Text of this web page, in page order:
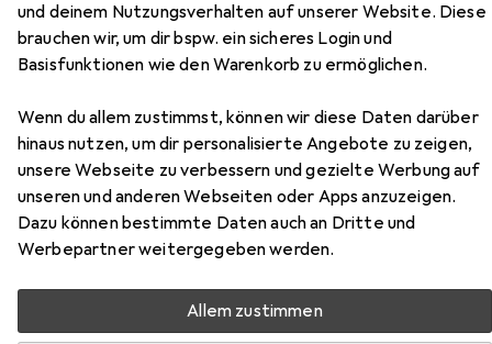
und deinem Nutzungsverhalten auf unserer Website. Diese
brauchen wir, um dir bspw. ein sicheres Login und
Basisfunktionen wie den Warenkorb zu ermöglichen.
Wenn du allem zustimmst, können wir diese Daten darüber
hinaus nutzen, um dir personalisierte Angebote zu zeigen,
unsere Webseite zu verbessern und gezielte Werbung auf
unseren und anderen Webseiten oder Apps anzuzeigen.
Dazu können bestimmte Daten auch an Dritte und
Werbepartner weitergegeben werden.
Allem zustimmen
EUR
12,09
Donic SchildkrötTop Team 400
Zubehör für Donic Schildkröt Top
Team 400
Hier findest du passendes Zubehör zum Produkt Donic